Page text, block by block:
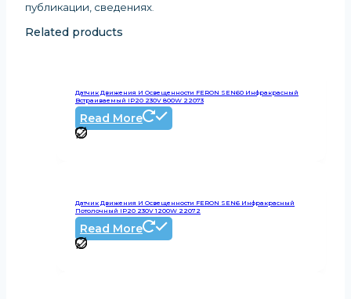
публикации, сведениях.
Related products
Датчик Движения И Освещенности FERON SEN60 Инфракрасный
Встраиваемый IP20 230V 800W 22073
Read More
Датчик Движения И Освещенности FERON SEN6 Инфракрасный
Потолочный IP20 230V 1200W 22072
Read More